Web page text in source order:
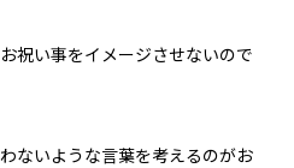
祝い事をイメージさせないので
ないような言葉を考えるのがお